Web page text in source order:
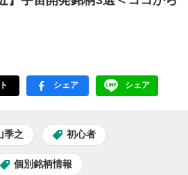
facebook
シェア LINE
シェア
季之 初心者
個別銘柄情報